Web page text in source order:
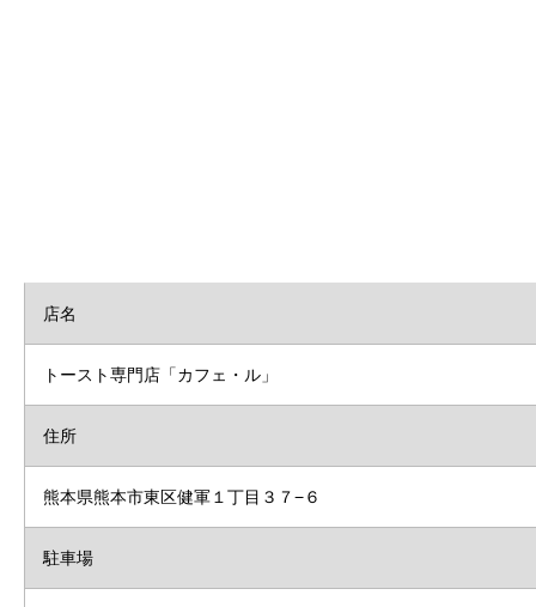
店名
トースト専門店「カフェ・ル」
住所
熊本県熊本市東区健軍１丁目３７−６
駐車場